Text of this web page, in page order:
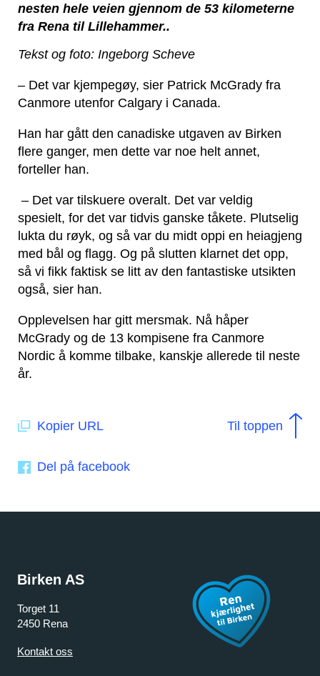
nesten hele veien gjennom de 53 kilometerne
fra Rena til Lillehammer..
Tekst og foto: Ingeborg Scheve
– Det var kjempegøy, sier Patrick McGrady fra
Canmore utenfor Calgary i Canada.
Han har gått den canadiske utgaven av Birken
flere ganger, men dette var noe helt annet,
forteller han.
– Det var tilskuere overalt. Det var veldig
spesielt, for det var tidvis ganske tåkete. Plutselig
lukta du røyk, og så var du midt oppi en heiagjeng
med bål og flagg. Og på slutten klarnet det opp,
så vi fikk faktisk se litt av den fantastiske utsikten
også, sier han.
Opplevelsen har gitt mersmak. Nå håper
McGrady og de 13 kompisene fra Canmore
Nordic å komme tilbake, kanskje allerede til neste
år.
Kopier URL
Del på facebook
Til toppen
Birken AS
Torget 11
2450 Rena
Kontakt oss